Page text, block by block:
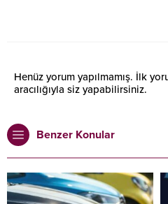
Henüz yorum yapılmamış. İlk
aracılığıyla siz yapabilirsiniz.
Benzer Konular